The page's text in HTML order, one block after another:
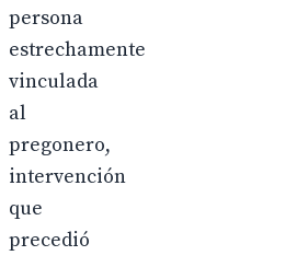
persona
estrechamente
vinculada
al
pregonero,
intervención
que
precedió